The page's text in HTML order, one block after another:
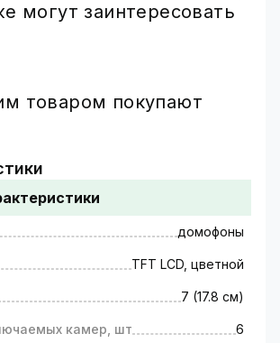
могут заинтересовать
видеодомофон
– простое и
для обеспечения
и контроля доступом для
с цветным TFT LCD экраном
(17.8 см) дюймов – является
в вашей квартире/доме/
товаром покупают
домофоны
TFT LCD, цветной
7 (17.8 см)
камер, шт 6